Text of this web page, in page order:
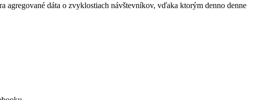
agregované dáta o zvyklostiach návštevníkov, vďaka ktorým denno denne